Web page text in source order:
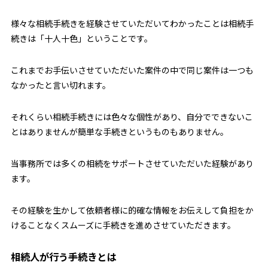
様々な相続手続きを経験させていただいてわかったことは相続手
続きは「十人十色」ということです。
これまでお手伝いさせていただいた案件の中で同じ案件は一つも
なかったと言い切れます。
それくらい相続手続きには色々な個性があり、自分でできないこ
とはありませんが簡単な手続きというものもありません。
当事務所では多くの相続をサポートさせていただいた経験があり
ます。
その経験を生かして依頼者様に的確な情報をお伝えして負担をか
けることなくスムーズに手続きを進めさせていただきます。
相続人が行う手続きとは